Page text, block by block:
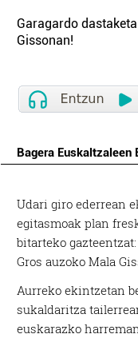
Garagardo
Gissonan!
Bagera Euskaltzaleen
Udari giro ederrean
egitasmoak plan
bitarteko
Gros auzoko Mala
Aurreko ekintzetan
sukaldaritza
euskarazko